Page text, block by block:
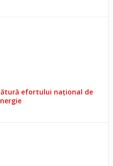
efortului național de